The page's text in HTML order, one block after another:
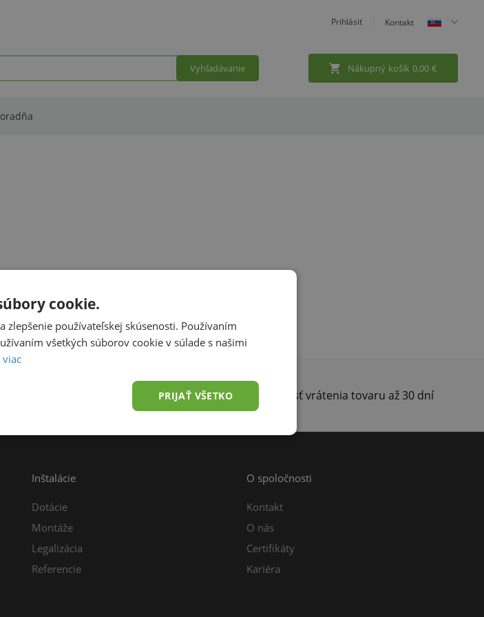
Prihlásiť Kontakt
Vyhľadávanie Nákupný košík 0,00 €
15 kg Konzultácia zdarma Možnosť vrátenia tovaru až 30 dní
Inštalácie
Dotácie
Montáže
Legalizácia
Referencie
O spoločnosti
Kontakt
O nás
Certifikáty
Kariéra
cookie.
používateľskej skúsenosti. Používaním
všetkých súborov cookie v súlade s našimi
viac
PRIJAŤ VŠETKO